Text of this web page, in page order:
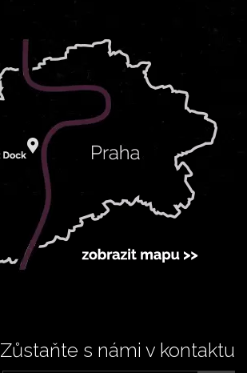
Zůstaňte s námi v kontaktu